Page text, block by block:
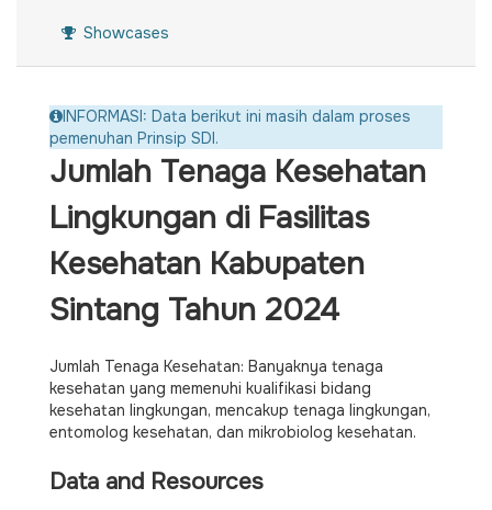
Showcases
INFORMASI: Data berikut ini masih dalam proses
pemenuhan Prinsip SDI.
Jumlah Tenaga Kesehatan
Lingkungan di Fasilitas
Kesehatan Kabupaten
Sintang Tahun 2024
Jumlah Tenaga Kesehatan: Banyaknya tenaga
kesehatan yang memenuhi kualifikasi bidang
kesehatan lingkungan, mencakup tenaga lingkungan,
entomolog kesehatan, dan mikrobiolog kesehatan.
Data and Resources